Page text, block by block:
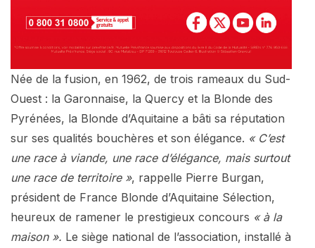
Née de la fusion, en 1962, de trois rameaux du Sud-
Ouest : la Garonnaise, la Quercy et la Blonde des
Pyrénées, la Blonde d’Aquitaine a bâti sa réputation
sur ses qualités bouchères et son élégance. « C’est
une race à viande, une race d’élégance, mais surtout
une race de territoire », rappelle Pierre Burgan,
président de France Blonde d’Aquitaine Sélection,
heureux de ramener le prestigieux concours « à la
maison ». Le siège national de l’association, installé à